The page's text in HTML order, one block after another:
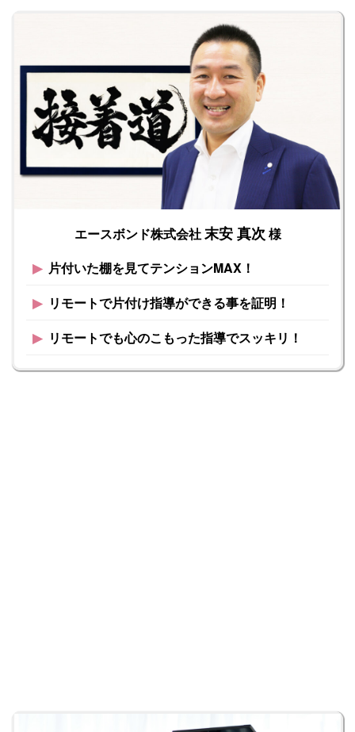
エースボンド株式会社末安 真次 様
▶︎ 片付いた棚を見てテンションMAX！
▶︎ リモートで片付け指導ができる事を証明！
▶︎ リモートでも心のこもった指導でスッキリ！